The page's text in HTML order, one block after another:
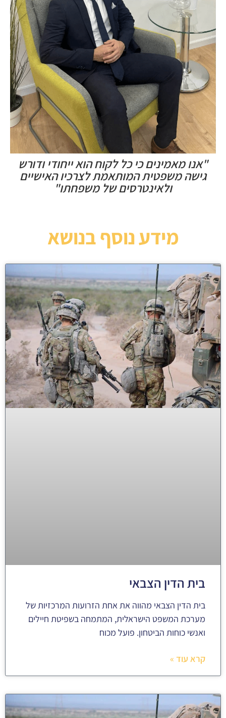
"אנו מאמינים כי כל לקוח הוא ייחודי ודורש
גישה משפטית המותאמת לצרכיו האישיים
ולאינטרסים של משפחתו"
מידע נוסף בנושא
בית הדין הצבאי
בית הדין הצבאי מהווה את אחת הזרועות המרכזיות של
מערכת המשפט הישראלית, המתמחה בשפיטת חיילים
ואנשי כוחות הביטחון. פועל מכוח
קרא עוד »